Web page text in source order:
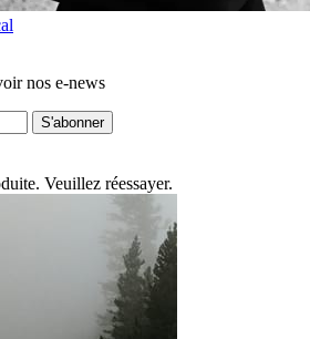
nos e-news
S'abonner
Veuillez réessayer.